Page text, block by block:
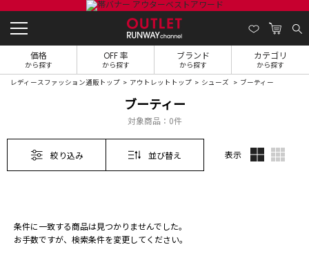
価格
から探す
OFF 率
から探す
ブランド
から探す
カテゴリ
から探す
レディースファッション通販トップ アウトレットトップ シューズ ブーティー
ブーティー
対象商品： 0件
絞り込み 並び替え 表示
条件に一致する商品は見つかりませんでした。
お手数ですが、検索条件を変更してください。